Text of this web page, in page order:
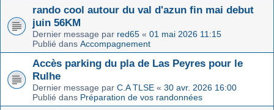
rando cool autour du val d'azun fin mai debut
juin 56KM
Dernier message par red65 « 01 mai 2026 11:15
Publié dans Accompagnement
Accès parking du pla de Las Peyres pour le
Rulhe
Dernier message par C.A TLSE « 30 avr. 2026 16:00
Publié dans Préparation de vos randonnées